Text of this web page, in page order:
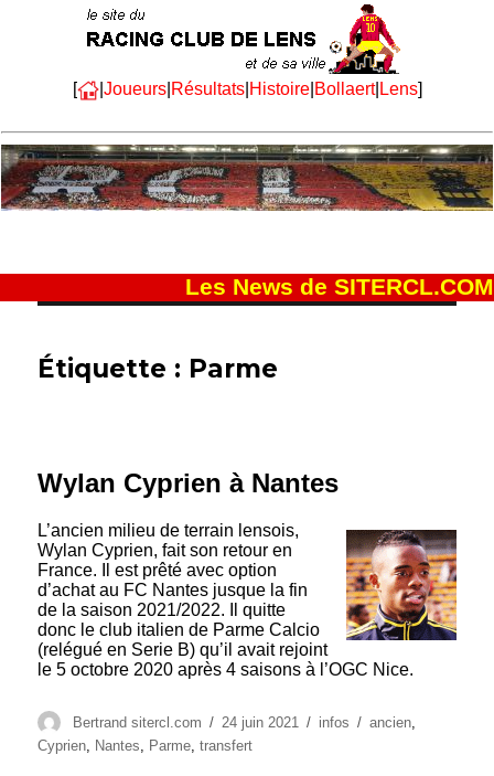
[ | Joueurs| Résultats| Histoire| Bollaert| Lens]
Les News de SITERCL.COM
Étiquette : Parme
Wylan Cyprien à Nantes
L’ancien milieu de terrain lensois,
Wylan Cyprien, fait son retour en
France. Il est prêté avec option
d’achat au FC Nantes jusque la fin
de la saison 2021/2022. Il quitte
donc le club italien de Parme Calcio
(relégué en Serie B) qu’il avait rejoint
le 5 octobre 2020 après 4 saisons à l’OGC Nice.
Auteur
Bertrand sitercl.com
Publié
le
24 juin 2021 Catégories
infos Étiquettes
ancien,
Cyprien, Nantes, Parme,transfert